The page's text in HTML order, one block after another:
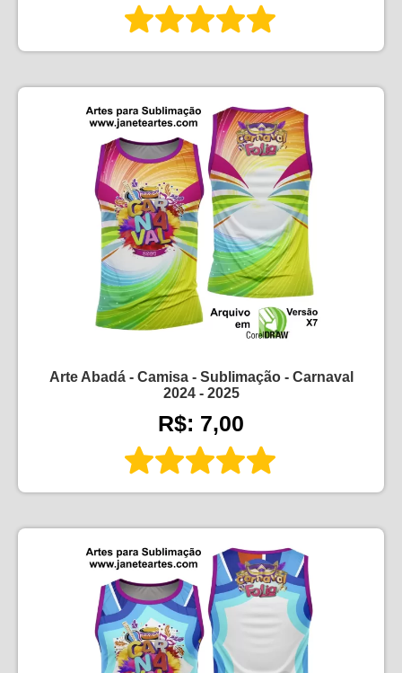
Arte Abadá - Camisa - Sublimação - Carnaval
2024 - 2025
R$: 7,00